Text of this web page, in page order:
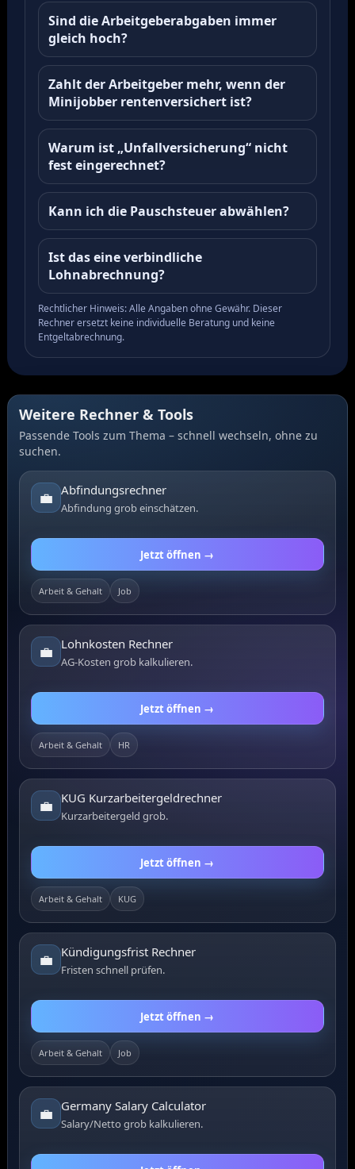
Sind die Arbeitgeberabgaben immer
gleich hoch?
Zahlt der Arbeitgeber mehr, wenn der
Minijobber rentenversichert ist?
Warum ist „Unfallversicherung“ nicht
fest eingerechnet?
Kann ich die Pauschsteuer abwählen?
Ist das eine verbindliche
Lohnabrechnung?
Rechtlicher Hinweis: Alle Angaben ohne Gewähr. Dieser
Rechner ersetzt keine individuelle Beratung und keine
Entgeltabrechnung.
Weitere Rechner & Tools
Passende Tools zum Thema – schnell wechseln, ohne zu
suchen.
💼 Abfindungsrechner
Abfindung grob einschätzen.
Jetzt öffnen →
Arbeit & Gehalt Job
💼 Lohnkosten Rechner
AG-Kosten grob kalkulieren.
Jetzt öffnen →
Arbeit & Gehalt HR
💼 KUG Kurzarbeitergeldrechner
Kurzarbeitergeld grob.
Jetzt öffnen →
Arbeit & Gehalt KUG
💼 Kündigungsfrist Rechner
Fristen schnell prüfen.
Jetzt öffnen →
Arbeit & Gehalt Job
💼 Germany Salary Calculator
Salary/Netto grob kalkulieren.